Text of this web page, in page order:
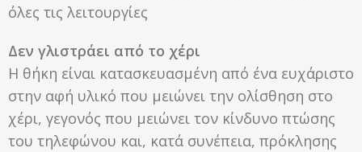
όλες τις λειτουργίες
Δεν γλιστράει από το χέρι
Η θήκη είναι κατασκευασμένη από ένα ευχάριστο
στην αφή υλικό που μειώνει την ολίσθηση στο
χέρι, γεγονός που μειώνει τον κίνδυνο πτώσης
του τηλεφώνου και, κατά συνέπεια, πρόκλησης